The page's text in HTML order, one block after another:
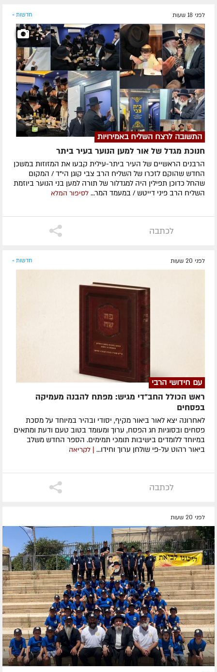
לפני 18 שעות חדשות »
התשובה לרצח השליח באמירויות
חנוכת מגדל של אור למען הנוער בעיר ביתר
הרבנים הראשיים של העיר ביתר-עילית קבעו את המזוזות במשכן
החדש שהוקם לזכרו של השליח הרב צבי קוגן הי"ד / המקום
שהחל כדוכן תפילין היה למגדלור של תורה למען בני הנוער ביוזמת
השליח הרב פיני דייטש / במעמד המר... לסיפור המלא
לכתבה
לפני 20 שעות חדשות »
עם חידושי הרבי
ראש הכולל החב"די מגיש: מפתח להבנה מעמיקה
בפסחים
לאחרונה ​יצא לאור ביאור מקיף, יסודי ובהיר במיוחד על מסכת
פסחים ובסוגיות חג הפסח, ערוך ומעומד בטוב טעם ודעת ומתאים
במיוחד ללומדים בישיבות תומכי תמימים. ​הספר החדש משלב
ביאור רהוט על-פי שולחן ערוך וחידו... | לקריאה
לכתבה
לפני 20 שעות